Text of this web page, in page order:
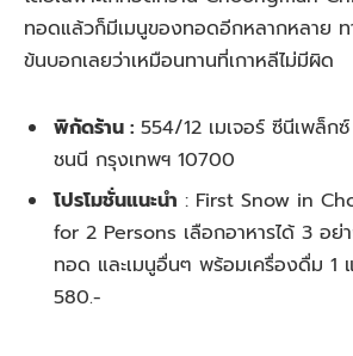
ทอดแล้วก็มีเมนูของทอดอีกหลากหลาย
ข้นบอกเลยว่าเหมือนทานที่เกาหลีไม่มีผิด
พิกัดร้าน : 554/12 เมเจอร์ ซีนีเพล็ก
ชนนี กรุงเทพฯ 10700
โปรโมชั่นแนะนำ : First Snow in
for 2 Persons เลือกอาหารได้ 3 อย่
ทอด และเมนูอื่นๆ พร้อมเครื่องดื่ม 1
580.-